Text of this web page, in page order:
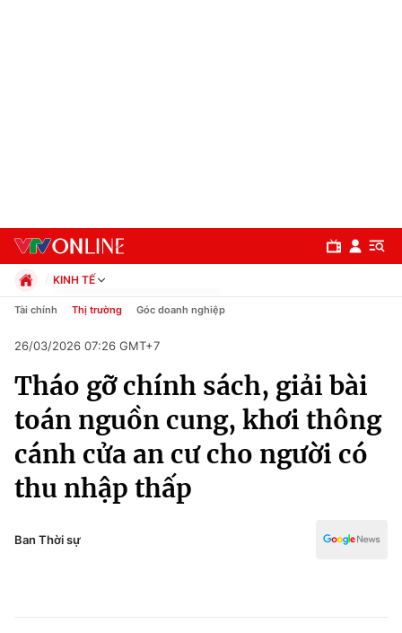
Chuyên mục
Chính trị
Xã hội
KINH TẾ
Chính trị
Pháp luật
Kinh tế
Thể thao
Truyền hình
Văn hóa - Giải trí
Đời sống
Giáo dục
Tài chính Thị trường Góc doanh nghiệp
26/03/2026 07:26 GMT+7
Tháo gỡ chính sách, giải bài
toán nguồn cung, khơi thông
cánh cửa an cư cho người có
thu nhập thấp
Ban Thời sự